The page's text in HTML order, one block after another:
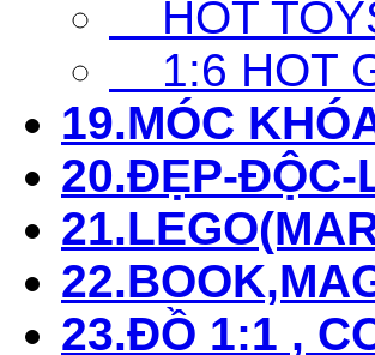
HOT
1:6 HOT
19.MÓC
20.ĐẸP-ĐỘC-
23.ĐỒ 1:1 ,